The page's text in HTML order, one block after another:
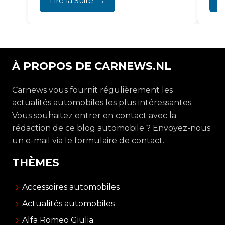
À PROPOS DE CARNEWS.NL
Carnews vous fournit régulièrement les
actualités automobiles les plus intéressantes.
Vous souhaitez entrer en contact avec la
rédaction de ce blog automobile ? Envoyez-nous
un e-mail via le formulaire de contact.
THÈMES
Accessoires automobiles
Actualités automobiles
Alfa Romeo Giulia